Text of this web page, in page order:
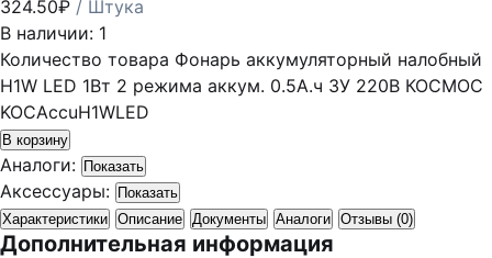
324.50₽ / Штука
В наличии: 1
Количество товара Фонарь аккумуляторный налобный
H1W LED 1Вт 2 режима аккум. 0.5А.ч ЗУ 220В КОСМОС
KOCAccuH1WLED
В корзину
Аналоги: Показать
Аксессуары: Показать
Характеристики Описание Документы Аналоги Отзывы (0)
Дополнительная информация